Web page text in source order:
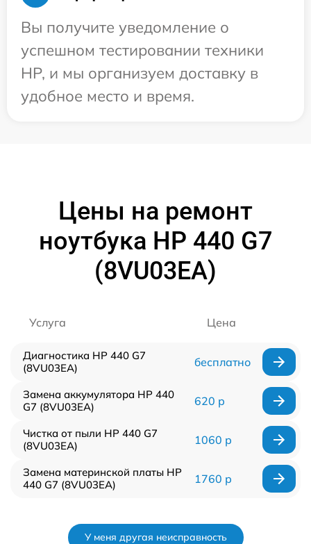
Вы получите уведомление о
успешном тестировании техники
HP, и мы организуем доставку в
удобное место и время.
Цены на ремонт
ноутбука HP 440 G7
(8VU03EA)
Услуга Цена
Диагностика HP 440 G7
(8VU03EA)
бесплатно
Замена аккумулятора HP 440
G7 (8VU03EA)
620 р
Чистка от пыли HP 440 G7
(8VU03EA)
1060 р
Замена материнской платы HP
440 G7 (8VU03EA)
1760 р
У меня другая неисправность